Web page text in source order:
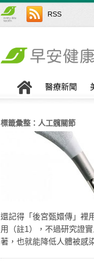
RSS
醫療新聞
標籤彙整： 人工髖關節
還記得「後宮甄嬛傳」裡
用（註1），不過研究證
著，也就能降低人體被感